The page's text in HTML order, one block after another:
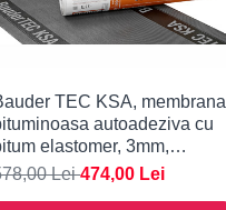
≥ 3
există
≥ 1500
E
TEC KSA, membrana
autoadeziva cu
elastomer, 3mm,
mp/rola
Lei474,00 Lei